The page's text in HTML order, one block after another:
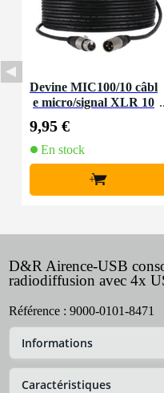
Devine MIC100/10 câbl
e micro/signal XLR 10
9,95 €
En stock
+
D&R Airence-USB
radiodiffusion avec 4x
Référence : 9000-0101-8471
Informations
Caractéristiques